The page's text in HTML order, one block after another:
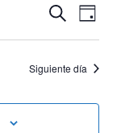
y
vistas
Buscar
de
vistas
de
Día
Siguiente día